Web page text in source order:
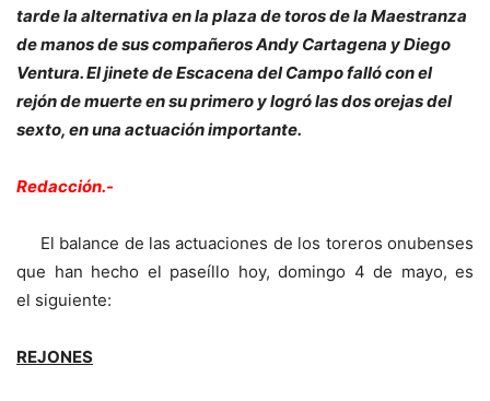
tarde la alternativa en la plaza de toros de la Maestranza
de manos de sus compañeros Andy Cartagena y Diego
Ventura. El jinete de Escacena del Campo falló con el
rejón de muerte en su primero y logró las dos orejas del
sexto, en una actuación importante.
Redacción.-
El balance de las actuaciones de los toreros onubenses
que han hecho el paseíllo hoy, domingo 4 de mayo, es
el siguiente:
REJONES